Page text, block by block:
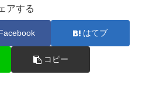
アする
はてブ
コピー